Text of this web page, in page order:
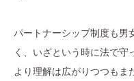
パートナーシップ制度も男
く、いざという時に法で
より理解は広がりつつもま